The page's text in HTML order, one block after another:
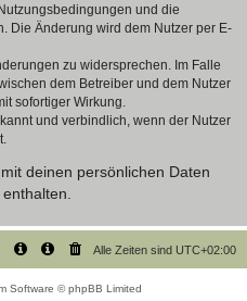
und die
Die Änderung wird dem Nutzer per E-
zu widersprechen. Im Falle
dem Betreiber und dem Nutzer
sofortiger Wirkung.
und verbindlich, wenn der Nutzer
deinen persönlichen Daten
Alle Zeiten sind UTC+02:00
Software © phpBB Limited